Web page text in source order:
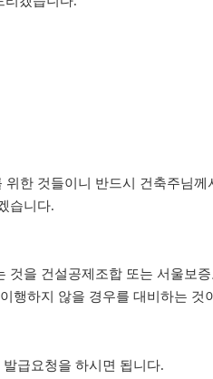
한 것들이니 반드시 건축주님
습니다.
것을 건설공제조합 또는 서울보
행하지 않을 경우를 대비하는 것
급요청을 하시면 됩니다.